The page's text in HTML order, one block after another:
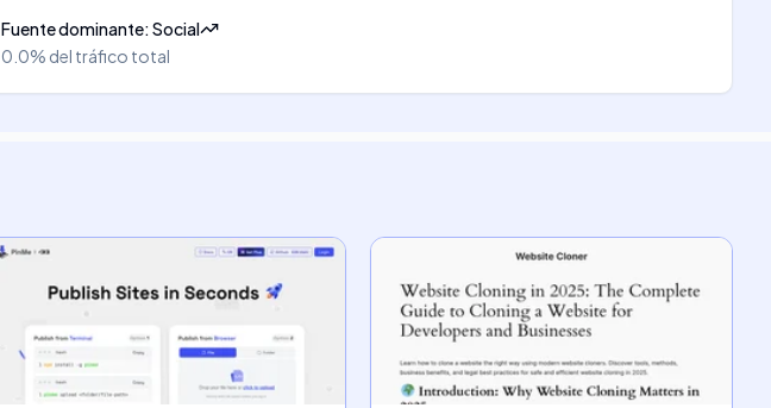
Fuente dominante:Social
0.0% del tráfico total